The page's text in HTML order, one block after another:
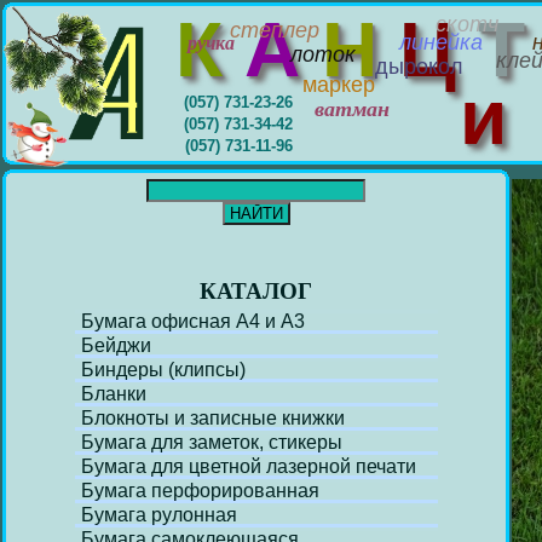
КАНЦ
(057) 731-23-26
(057) 731-34-42
(057) 731-11-96
маркер
ручка
ватман
дырокол
скотч
клей
линейка
лоток
степлер
КАТАЛОГ
Бумага офисная А4 и А3
Бейджи
Биндеры (клипсы)
Бланки
Блокноты и записные книжки
Бумага для заметок, стикеры
Бумага для цветной лазерной печати
Бумага перфорирoванная
Бумага рулонная